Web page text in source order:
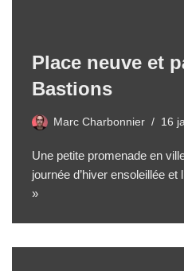
Place neuve et
Bastions
Marc Charbonnier 16
Une petite promenade en
journée d’hiver ensoleillée et
»